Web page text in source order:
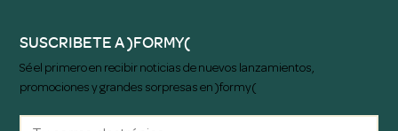
SUSCRIBETE A )FORMY(
Sé el primero en recibir noticias de nuevos lanzamientos,
promociones y grandes sorpresas en )formy(